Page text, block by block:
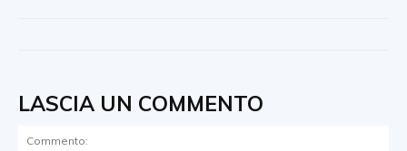
LASCIA UN COMMENTO